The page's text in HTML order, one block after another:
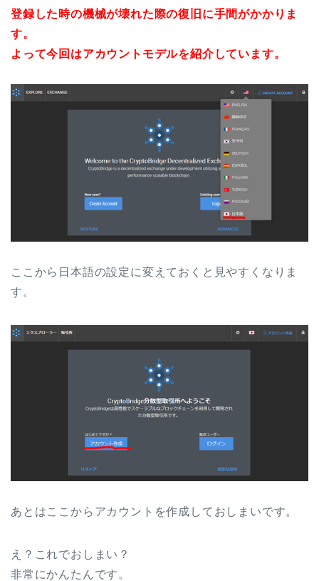
登録した時の機械が壊れた際の復旧に手間がかかりま
す。
よって今回はアカウントモデルを紹介しています。
ここから日本語の設定に変えておくと見やすくなりま
す。
あとはここからアカウントを作成しておしまいです。
え？これでおしまい？
非常にかんたんです。